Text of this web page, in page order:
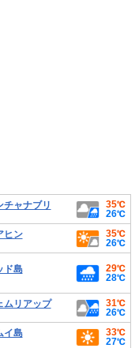
チャナブリ
35℃
26℃
ヒン
35℃
26℃
ド島
29℃
28℃
ムリアップ
31℃
26℃
イ島
33℃
27℃